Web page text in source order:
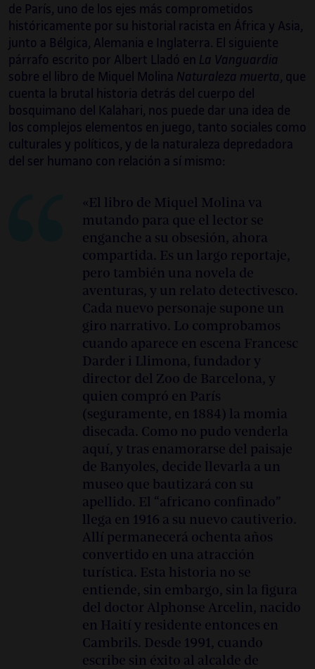
de París, uno de los ejes más comprometidos
históricamente por su historial racista en África y Asia,
junto a Bélgica, Alemania e Inglaterra. El siguiente
párrafo escrito por Albert Lladó en La Vanguardia
sobre el libro de Miquel Molina Naturaleza muerta , que
cuenta la brutal historia detrás del cuerpo del
bosquimano del Kalahari, nos puede dar una idea de
los complejos elementos en juego, tanto sociales como
culturales y políticos, y de la naturaleza depredadora
del ser humano con relación a sí mismo:
«El libro de Miquel Molina va
mutando para que el lector se
enganche a su obsesión, ahora
compartida. Es un largo reportaje,
pero también una novela de
aventuras, y un relato detectivesco.
Cada nuevo personaje supone un
giro narrativo. Lo comprobamos
cuando aparece en escena Francesc
Darder i Llimona, fundador y
director del Zoo de Barcelona, y
quien compró en París
(seguramente, en 1884) la momia
disecada. Como no pudo venderla
aquí, y tras enamorarse del paisaje
de Banyoles, decide llevarla a un
museo que bautizará con su
apellido. El “africano confinado”
llega en 1916 a su nuevo cautiverio.
Allí permanecerá ochenta años
convertido en una atracción
turística. Esta historia no se
entiende, sin embargo, sin la figura
del doctor Alphonse Arcelin, nacido
en Haití y residente entonces en
Cambrils. Desde 1991, cuando
escribe sin éxito al alcalde de